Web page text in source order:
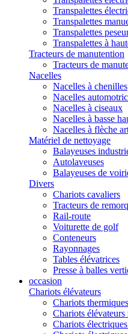
Transpalettes
Transpalettes
Transpalettes
Transpalettes à
Tracteurs de manutention
Tracteurs de
Nacelles
Nacelles à chenilles
Nacelles
Nacelles à ciseaux
Nacelles à basse
Nacelles à flèche
Matériel de nettoyage
Balayeuses
Autolaveuses
Balayeuses de
Divers
Chariots cavaliers
Tracteurs de
Rail-route
Voiturette de golf
Conteneurs
Rayonnages
Tables élévatrices
Presse à balles
occasion
Chariots élévateurs
Chariots thermiques
Chariots
Chariots